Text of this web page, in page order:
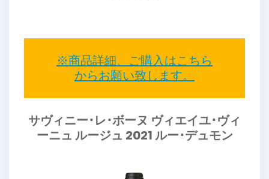
※商品詳細、ご購入はこちら
からお願い致します。
サヴィニー･レ･ボーヌ ヴィエイユ･ヴィ
ーニュ ルージュ 2021 ルー･デュモン